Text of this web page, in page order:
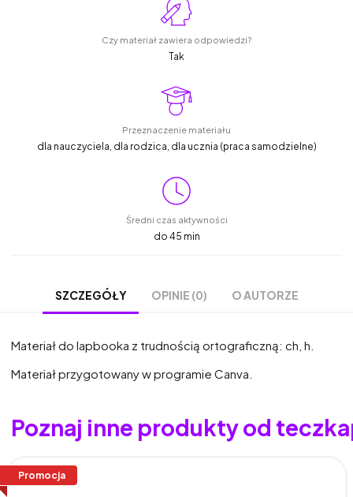
Czy materiał zawiera odpowiedzi?
Tak
Przeznaczenie materiału
dla nauczyciela, dla rodzica, dla ucznia (praca samodzielne)
Średni czas aktywności
do 45 min
SZCZEGÓŁY OPINIE (0) O AUTORZE
Materiał do lapbooka z trudnością ortograficzną: ch, h.
Materiał przygotowany w programie Canva.
Poznaj inne produkty od
Promocja